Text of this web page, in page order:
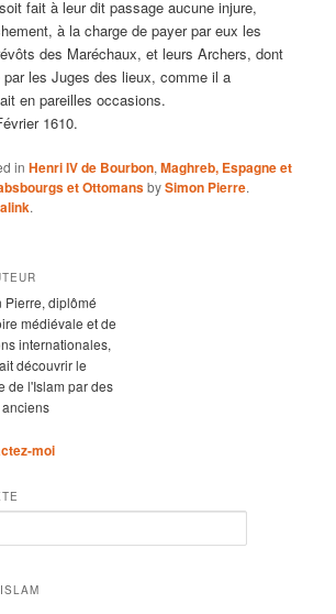
fait à leur dit passage aucune injure,
à la charge de payer par eux les
des Maréchaux, et leurs Archers, dont
les Juges des lieux, comme il a
en pareilles occasions.
1610.
inHenri IV de Bourbon,Maghreb, Espagne et
et OttomansbySimon Pierre.
.
Pierre, diplômé
médiévale et de
internationales,
découvrir le
de l'Islam par des
moi